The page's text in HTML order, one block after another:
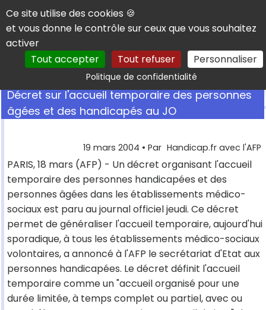
Panneau de gestion des cookies
Ce site utilise des cookies 🍪
et vous donne le contrôle sur ceux que vous souhaitez
activer
Tout accepter
Tout refuser Personnaliser
Politique de confidentialitéRechercher
Décret sur l'accueil temporaire des personnes
âgées et des handicapés au JO
19 mars 2004 • Par Handicap.fr avec l'AFP
PARIS, 18 mars (AFP) - Un décret organisant l'accueil
temporaire des personnes handicapées et des
personnes âgées dans les établissements médico-
sociaux est paru au journal officiel jeudi. Ce décret
permet de généraliser l'accueil temporaire, aujourd'hui
sporadique, à tous les établissements médico-sociaux
volontaires, a annoncé à l'AFP le secrétariat d'Etat aux
personnes handicapées. Le décret définit l'accueil
temporaire comme un "accueil organisé pour une
durée limitée, à temps complet ou partiel, avec ou